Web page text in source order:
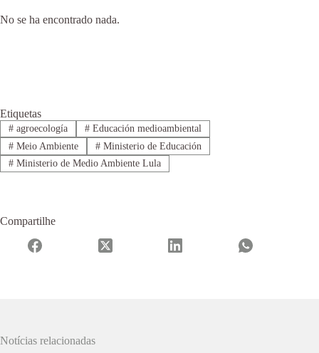
No se ha encontrado nada.
Etiquetas
#agroecología #Educación medioambiental
#Meio Ambiente #Ministerio de Educación
#Ministerio de Medio Ambiente Lula
Compartilhe
Notícias relacionadas